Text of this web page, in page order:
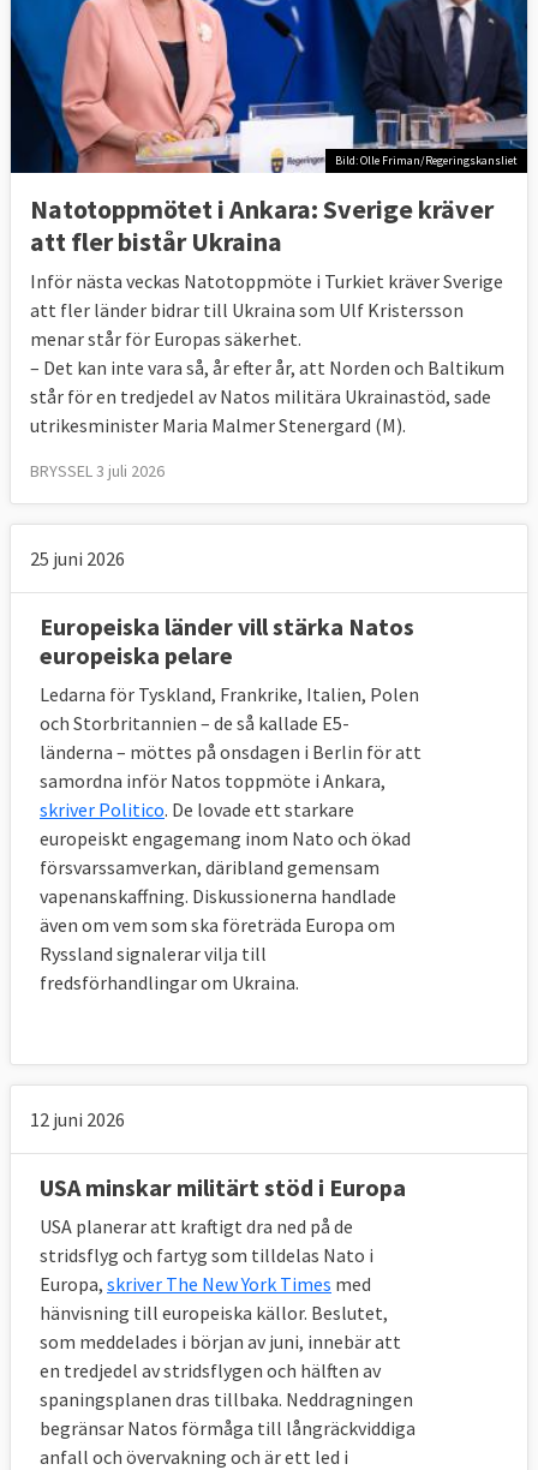
Bild: Olle Friman/Regeringskansliet
Natotoppmötet i Ankara: Sverige kräver
att fler bistår Ukraina
Inför nästa veckas Natotoppmöte i Turkiet kräver Sverige
att fler länder bidrar till Ukraina som Ulf Kristersson
menar står för Europas säkerhet.
– Det kan inte vara så, år efter år, att Norden och Baltikum
står för en tredjedel av Natos militära Ukrainastöd, sade
utrikesminister Maria Malmer Stenergard (M).
BRYSSEL 3 juli 2026
25 juni 2026
Europeiska länder vill stärka Natos
europeiska pelare
Ledarna för Tyskland, Frankrike, Italien, Polen
och Storbritannien – de så kallade E5-
länderna – möttes på onsdagen i Berlin för att
samordna inför Natos toppmöte i Ankara,
skriver Politico. De lovade ett starkare
europeiskt engagemang inom Nato och ökad
försvarssamverkan, däribland gemensam
vapenanskaffning. Diskussionerna handlade
även om vem som ska företräda Europa om
Ryssland signalerar vilja till
fredsförhandlingar om Ukraina.
12 juni 2026
USA minskar militärt stöd i Europa
USA planerar att kraftigt dra ned på de
stridsflyg och fartyg som tilldelas Nato i
Europa, skriver The New York Times med
hänvisning till europeiska källor. Beslutet,
som meddelades i början av juni, innebär att
en tredjedel av stridsflygen och hälften av
spaningsplanen dras tillbaka. Neddragningen
begränsar Natos förmåga till långräckviddiga
anfall och övervakning och är ett led i